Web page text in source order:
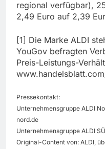
regional verfügbar),
2,49 Euro auf 2,39
[1] Die Marke ALDI
YouGov befragten
Preis-Leistungs-
Pressekontakt:
Unternehmensgruppe ALDI
nord.de
Unternehmensgruppe ALDI
Original-Content von: ALDI,